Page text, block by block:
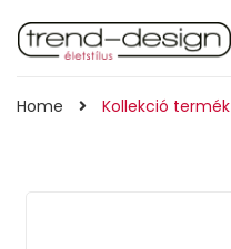
Home Kollekció termék